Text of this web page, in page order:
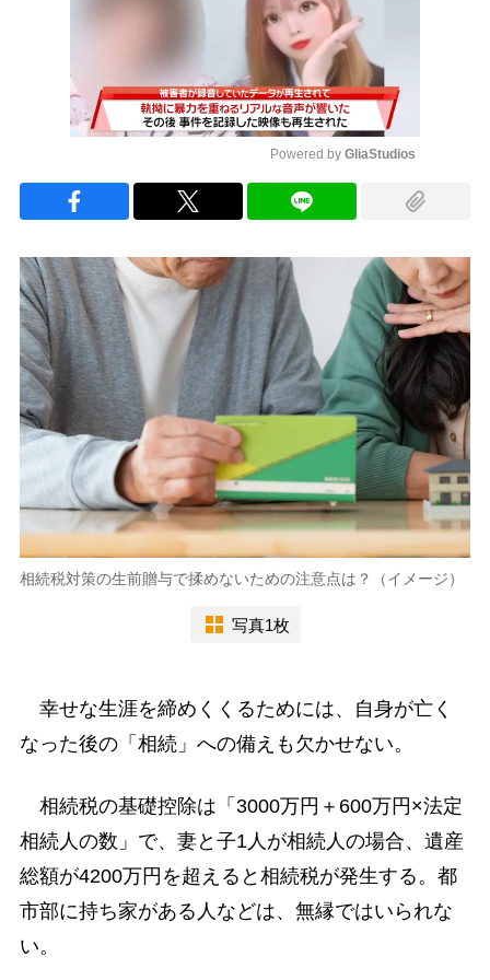
Powered by GliaStudios
相続税対策の生前贈与で揉めないための注意点は？（イメージ）
写真1枚
幸せな生涯を締めくくるためには、自身が亡く
なった後の「相続」への備えも欠かせない。
相続税の基礎控除は「3000万円＋600万円×法定
相続人の数」で、妻と子1人が相続人の場合、遺産
総額が4200万円を超えると相続税が発生する。都
市部に持ち家がある人などは、無縁ではいられな
い。